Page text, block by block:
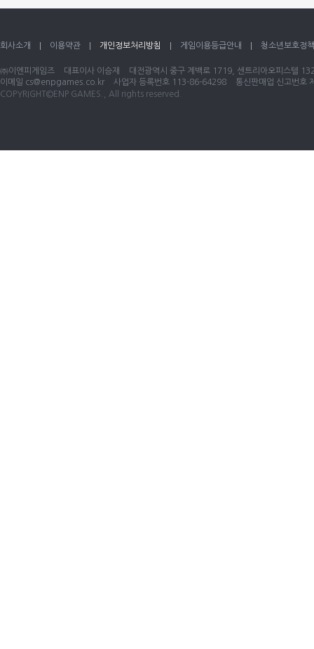
회사소개 이용약관 개인정보처리방침 게임이용등급안내 청소년보호정책
㈜이엔피게임즈 대표이사 이승재
대전광역시 중구 계백로 1719, 센트리아오피스텔
이메일 cs@enpgames.co.kr 사업자 등록번호 113-86-64298
통신판매업 신고번호
COPYRIGHT©ENP GAMES., All rights reserved.